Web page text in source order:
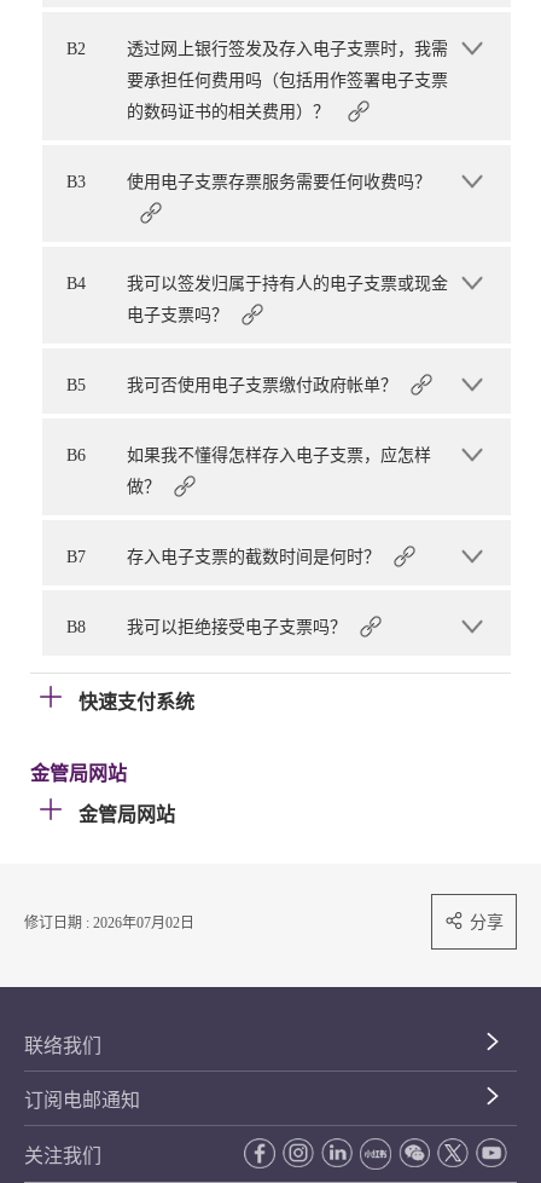
B2
透过网上银行签发及存入电子支票时，我需
要承担任何费用吗（包括用作签署电子支票
的数码证书的相关费用）？
B3 使用电子支票存票服务需要任何收费吗？
B4
我可以签发归属于持有人的电子支票或现金
电子支票吗？
B5 我可否使用电子支票缴付政府帐单？
B6
如果我不懂得怎样存入电子支票，应怎样
做？
B7 存入电子支票的截数时间是何时？
B8 我可以拒绝接受电子支票吗？
快速支付系统
金管局网站
金管局网站
修订日期 : 2026年07月02日 分享
联络我们
订阅电邮通知
关注我们